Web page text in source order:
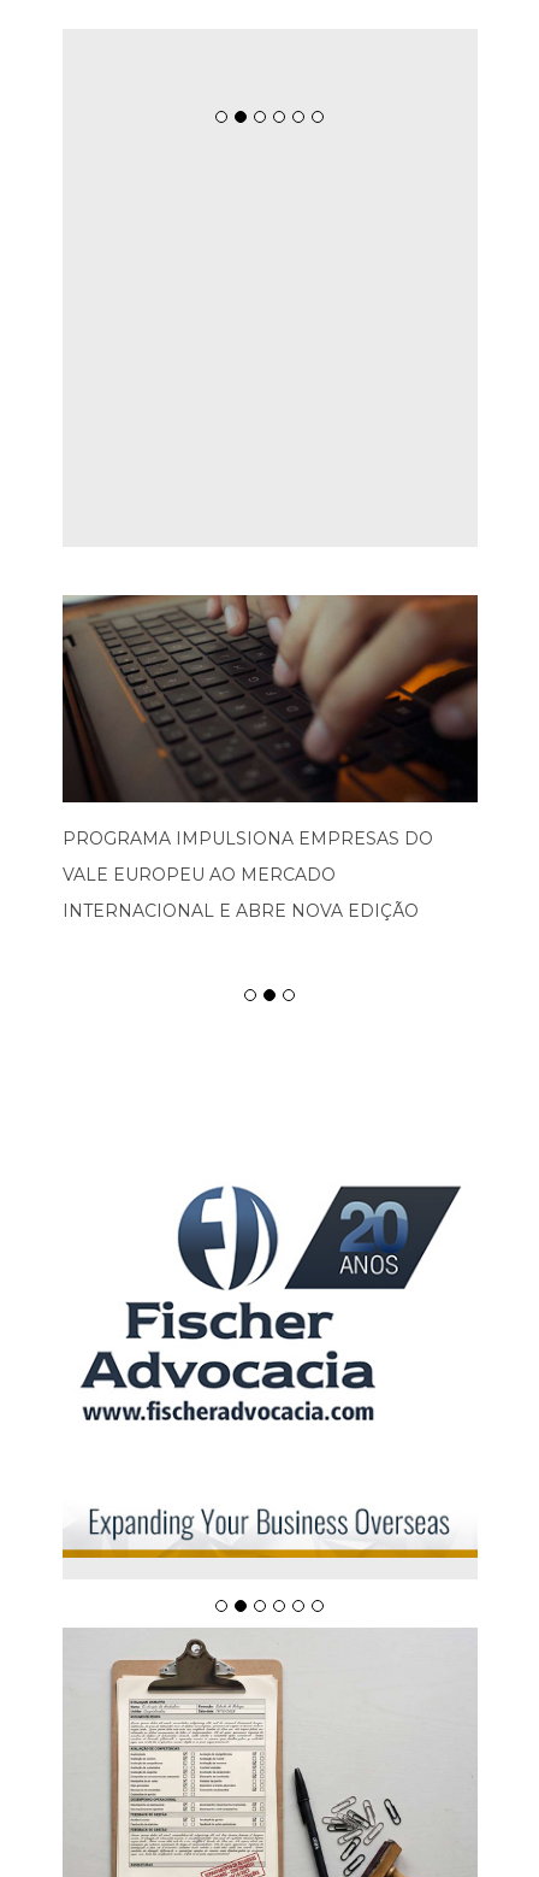
PROGRAMA IMPULSIONA EMPRESAS DO
VALE EUROPEU AO MERCADO
INTERNACIONAL E ABRE NOVA EDIÇÃO